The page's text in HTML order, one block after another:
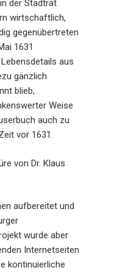
der Stadtrat
wirtschaftlich,
gegenübertreten
1631
aus
gänzlich
blieb,
Weise
auch zu
vor 1631.
von Dr. Klaus
aufbereitet und
wurde aber
Internetseiten
kontinuierliche